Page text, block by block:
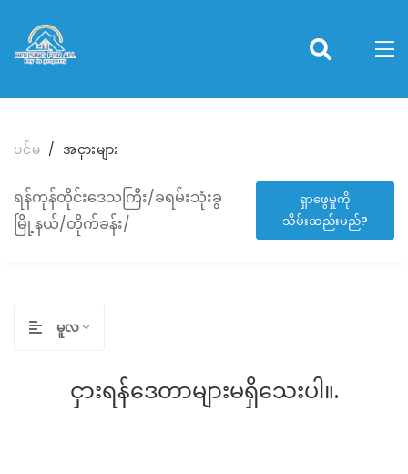
ပင်မ အငှားများ
ရန်ကုန်တိုင်းဒေသကြီး/ခရမ်းသုံးခွ
မြို့နယ်/တိုက်ခန်း/
ရှာဖွေမှုကို
သိမ်းဆည်းမည်?
မူလ
ငှားရန်ဒေတာများမရှိသေးပါ။.